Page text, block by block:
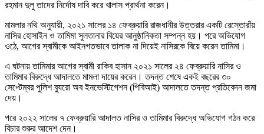
রহমান দুলু তাদের নির্দোষ দাবি করে খালাস প্রার্থনা করেন।
মামলার নথি অনুযায়ী, ২০২১ সালের ১৪ ফেব্রুয়ারি রাজধানীর উত্তরার একটি রেস্তোরাঁয়
নাসির হোসাইন ও তামিমা সুলতানার বিয়ের আনুষ্ঠানিকতা সম্পন্ন হয়। পরে অভিযোগ
ওঠে, আগের স্বামীকে আইনগতভাবে তালাক না দিয়েই নাসিরকে বিয়ে করেন তামিমা।
এ ঘটনায় তামিমার আগের স্বামী রাকিব হাসান ২০২১ সালের ২৪ ফেব্রুয়ারি নাসির ও
তামিমার বিরুদ্ধে আদালতে মামলা দায়ের করেন। তদন্ত শেষে একই বছরের ৩০
সেপ্টেম্বর পুলিশ ব্যুরো অব ইনভেস্টিগেশন (পিবিআই) আদালতে তদন্ত প্রতিবেদন জমা
দেয়।
পরে ২০২২ সালের ৭ ফেব্রুয়ারি আদালত নাসির ও তামিমার বিরুদ্ধে অভিযোগ গঠন করে
বিচার শুরুর আদেশ দেন।